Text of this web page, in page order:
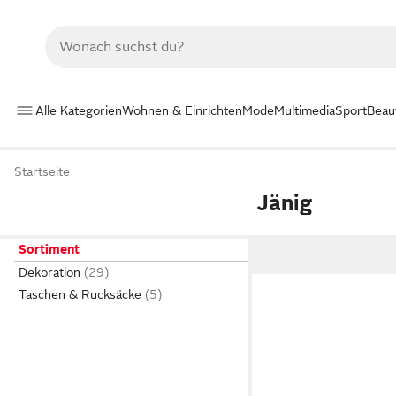
Alle KategorienWohnen & EinrichtenModeMultimediaSport
Startseite
Jänig
Sortiment
Dekoration
Taschen & Rucksäcke